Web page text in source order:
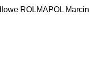
ROLMAPOL Marcin